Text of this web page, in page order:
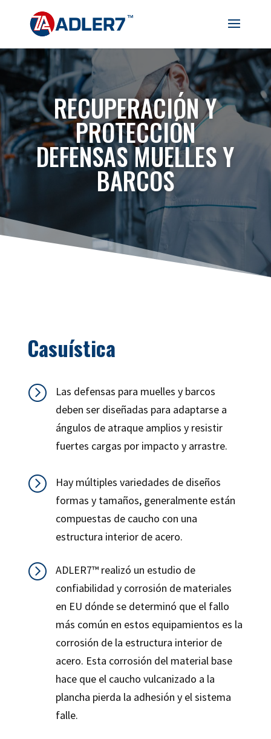
RECUPERACIÓN Y
PROTECCIÓN
DEFENSAS MUELLES Y
BARCOS
Casuística
=
Las defensas para muelles y barcos
deben ser diseñadas para adaptarse a
ángulos de atraque amplios y resistir
fuertes cargas por impacto y arrastre.
=
Hay múltiples variedades de diseños
formas y tamaños, generalmente están
compuestas de caucho con una
estructura interior de acero.
=
ADLER7™ realizó un estudio de
confiabilidad y corrosión de materiales
en EU dónde se determinó que el fallo
más común en estos equipamientos es la
corrosión de la estructura interior de
acero. Esta corrosión del material base
hace que el caucho vulcanizado a la
plancha pierda la adhesión y el sistema
falle.